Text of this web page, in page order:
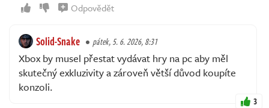
Odpovědět
Solid-Snake pátek, 5. 6. 2026, 8:31
Xbox by musel přestat vydávat hry na pc aby měl
skutečný exkluzivity a zároveň větší důvod koupíte
konzoli.
3